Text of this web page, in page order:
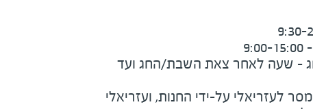
לעזריאלי על-ידי החנות, ועזריאלי